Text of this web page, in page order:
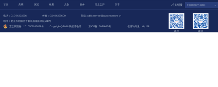
相关链接
首页 典藏 展览 教育 文创 服务 信息公开 关于
微信 微博
电话：010-84323666 传真：010-84323600
邮箱:publicservice@caacmuseum.cn
地址：北京市朝阳区首都机场辅路民航200号
京公网安备 11010502035898号 Copyright@2018 民航博物馆 京ICP备16029095号 栏目访问量：46,168